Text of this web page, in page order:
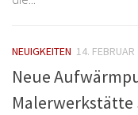
NEUIGKEITEN 14.
Neue
Malerwerkstätte